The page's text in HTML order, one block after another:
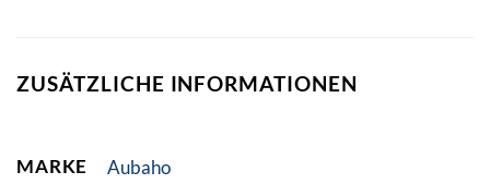
ZUSÄTZLICHE INFORMATIONEN
MARKE Aubaho